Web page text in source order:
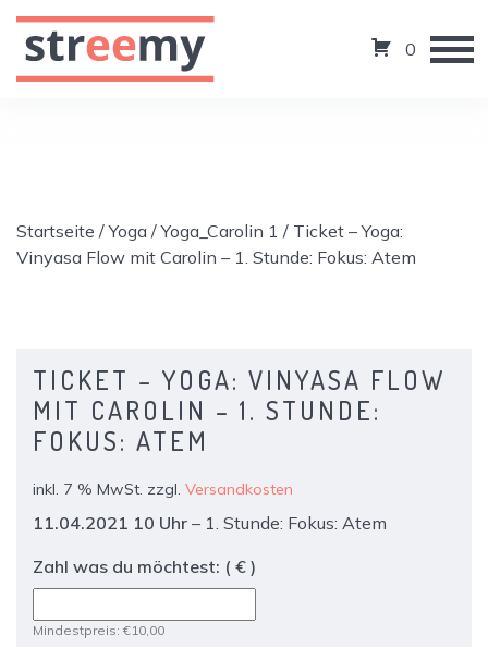
0
Startseite /Yoga /Yoga_Carolin 1 / Ticket – Yoga:
Vinyasa Flow mit Carolin – 1. Stunde: Fokus: Atem
TICKET – YOGA: VINYASA FLOW
MIT CAROLIN – 1. STUNDE:
FOKUS: ATEM
inkl. 7 % MwSt. zzgl. Versandkosten
11.04.2021 10 Uhr – 1. Stunde: Fokus: Atem
Zahl was du möchtest: ( € )
Mindestpreis: €10,00